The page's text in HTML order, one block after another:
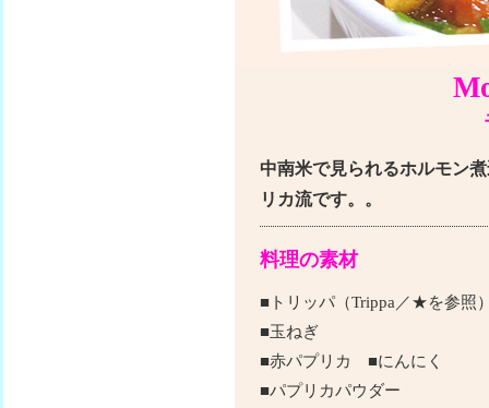
中南米で見られるホルモン
リカ流です。。
料理の素材
■トリッパ（Trippa／★を参
■玉ねぎ
■赤パプリカ ■にんにく
■パプリカパウダー